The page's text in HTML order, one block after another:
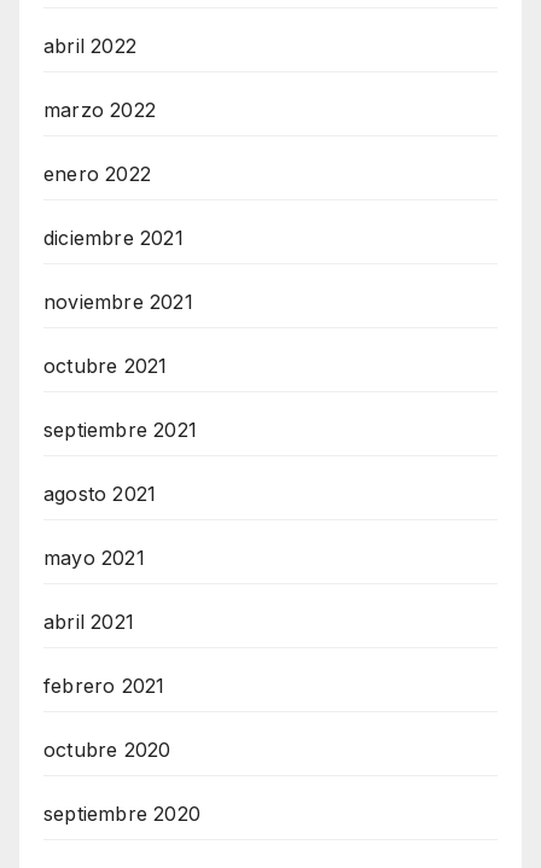
abril 2022
marzo 2022
enero 2022
diciembre 2021
noviembre 2021
octubre 2021
septiembre 2021
agosto 2021
mayo 2021
abril 2021
febrero 2021
octubre 2020
septiembre 2020